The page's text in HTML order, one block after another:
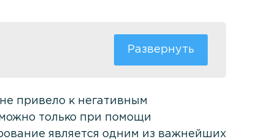
привело к негативным
только при помощи
является одним из важнейших